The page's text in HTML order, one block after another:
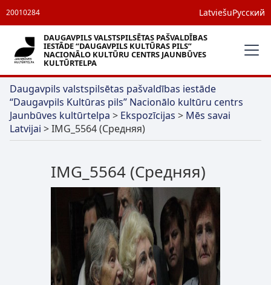
20010284 LatviešuРусский
DAUGAVPILS VALSTSPILSĒTAS PAŠVALDĪBAS
IESTĀDE “DAUGAVPILS KULTŪRAS PILS”
NACIONĀLO KULTŪRU CENTRS JAUNBŪVES
KULTŪRTELPA
Daugavpils valstspilsētas pašvaldības iestāde
“Daugavpils Kultūras pils” Nacionālo kultūru centrs
Jaunbūves kultūrtelpa > Ekspozīcijas > Mēs savai
Latvijai >IMG_5564 (Средняя)
IMG_5564 (Средняя)